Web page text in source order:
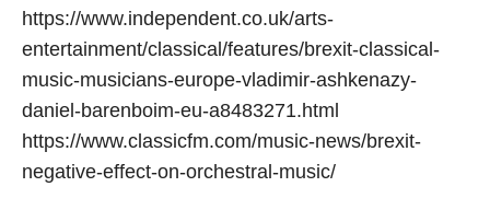
https://www.independent.co.uk/arts-
entertainment/classical/features/brexit-classical-
music-musicians-europe-vladimir-ashkenazy-
daniel-barenboim-eu-a8483271.html
https://www.classicfm.com/music-news/brexit-
negative-effect-on-orchestral-music/